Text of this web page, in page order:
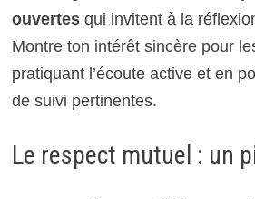
ouvertesqui invitent à la
Montre ton intérêt sincère pour
pratiquant l’écoute active et en
de suivi pertinentes.
Le respect mutuel : un